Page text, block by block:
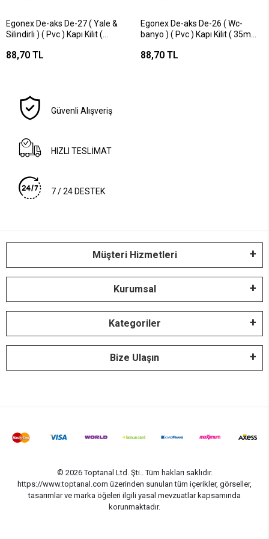
Egonex De-aks De-27 ( Yale &
Silindirli ) ( Pvc ) Kapı Kilit (
88,70 TL
Egonex De-aks De-26 ( Wc-
banyo ) ( Pvc ) Kapı Kilit ( 35mm
88,70 TL
Güvenli Alışveriş
HIZLI TESLİMAT
7 / 24 DESTEK
Müşteri Hizmetleri
Kurumsal
Kategoriler
Bize Ulaşın
© 2026 Toptanal Ltd. Şti.. Tüm hakları saklıdır.
https://www.toptanal.com üzerinden sunulan tüm içerikler, görseller,
tasarımlar ve marka öğeleri ilgili yasal mevzuatlar kapsamında
korunmaktadır.